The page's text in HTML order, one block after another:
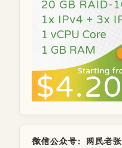
微信公众号：网民老张